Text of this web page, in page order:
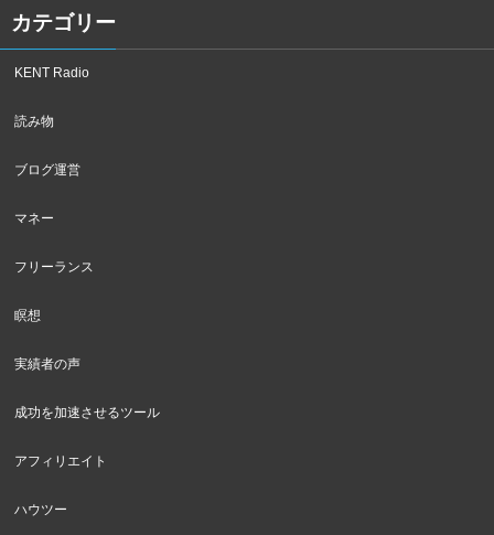
カテゴリー
KENT Radio
読み物
ブログ運営
マネー
フリーランス
瞑想
実績者の声
成功を加速させるツール
アフィリエイト
ハウツー